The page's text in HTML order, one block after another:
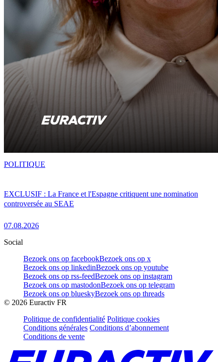
EXCLUSIF : La France et l'Espagne critiquent une nomination
controversée au SEAE
07.08.2026
POLITIQUE
Social
Bezoek ons op facebookBezoek ons op x
Bezoek ons op linkedinBezoek ons op youtube
Bezoek ons op rss-feedBezoek ons op instagram
Bezoek ons op mastodonBezoek ons op telegram
Bezoek ons op blueskyBezoek ons op threads
© 2026 Euractiv FR
Politique de confidentialité Politique cookies
Conditions générales Conditions d’abonnement
Conditions de vente